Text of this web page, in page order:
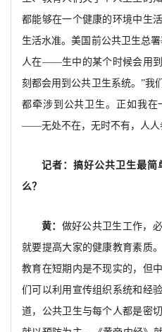
都能够在一个健康的环境中生
生活水准。美国前公共卫生总
人在——生中的某个时候会用
刻都会用到公共卫生系统。”我
都牵涉到公共卫生。正如我
——无处不在，无时不有，人人
记者：搞好公共卫生最简
么？
黄： 做好公共卫生工作，
就要提高大家的健康教育素质
教育在短期内是不现实的，但
们可以利用宣传组织系统和经
道，公共卫生与每个人都是密